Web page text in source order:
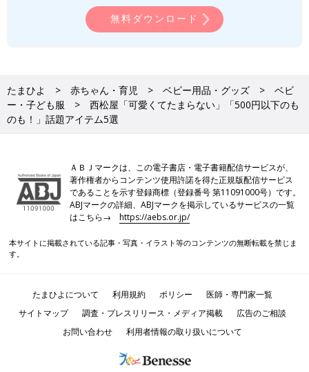
無料ダウンロード
たまひよ 赤ちゃん・育児 ベビー用品・グッズ
ベビ
ー・子ども服
西松屋「可愛くてたまらない」「500円以下のも
のも！」話題アイテム5選
ＡＢＪマークは、この電子書店・電子書籍配信サービスが、
著作権者からコンテンツ使用許諾を得た正規版配信サービス
であることを示す登録商標（登録番号 第11091000号）です。
ABJマークの詳細、ABJマークを掲示しているサービスの一覧
はこちら→https://aebs.or.jp/
本サイトに掲載されている記事・写真・イラスト等のコンテンツの無断転載を禁じま
す。
たまひよについて 利用規約 ポリシー
医師・専門家一覧
サイトマップ
調査・プレスリリース・メディア掲載
広告のご相談
お問い合わせ
利用者情報の取り扱いについて